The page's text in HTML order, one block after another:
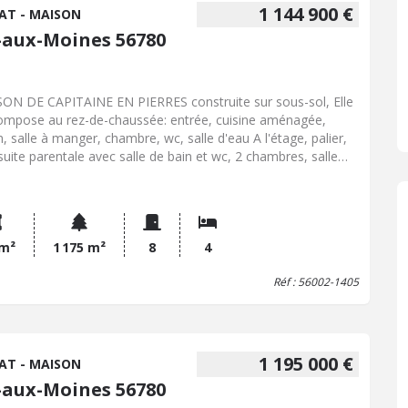
1 144 900 €
- MAISON
Moines 56780
DE CAPITAINE EN PIERRES construite sur sous-sol, Elle
au rez-de-chaussée: entrée, cuisine aménagée,
salle à manger, chambre, wc, salle d'eau A l'étage, palier,
parentale avec salle de bain et wc, 2 chambres, salle
wc. Petite dépendance en pierre avec cheminée Deux
caves en sous-sol Magnifique jardin clos sans vis-à-vis,
Commerces à 100 m PREVOIR CERTAINS TRAVAUX
1 175 m² 8 4
Réf : 56002-1405
1 195 000 €
- MAISON
Moines 56780